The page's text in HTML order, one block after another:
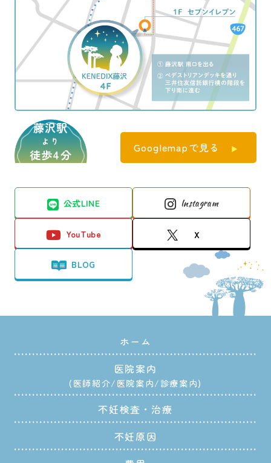
藤沢駅
より
徒歩4分 Googlemapで見る
公式LINE Instagram
YouTube X
BLOG
ホーム
医院案内
医師紹介 医院案内 診療案内
不妊検査・治療
不妊原因